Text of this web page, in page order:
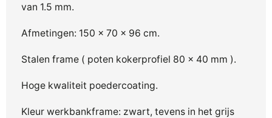
van 1.5 mm.
Afmetingen: 150 x 70 x 96 cm.
Stalen frame ( poten kokerprofiel 80 x 40 mm ).
Hoge kwaliteit poedercoating.
Kleur werkbankframe: zwart, tevens in het grijs